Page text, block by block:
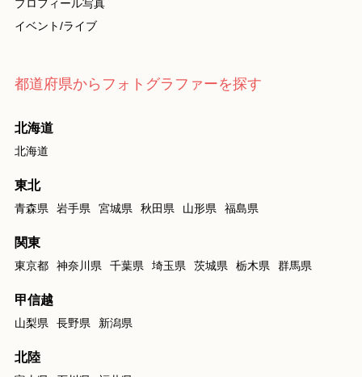
プロフィール写真
イベント/ライブ
都道府県からフォトグラファーを探す
北海道
北海道
東北
青森県 岩手県 宮城県 秋田県 山形県 福島県
関東
東京都 神奈川県 千葉県 埼玉県 茨城県 栃木県 群馬県
甲信越
山梨県 長野県 新潟県
北陸